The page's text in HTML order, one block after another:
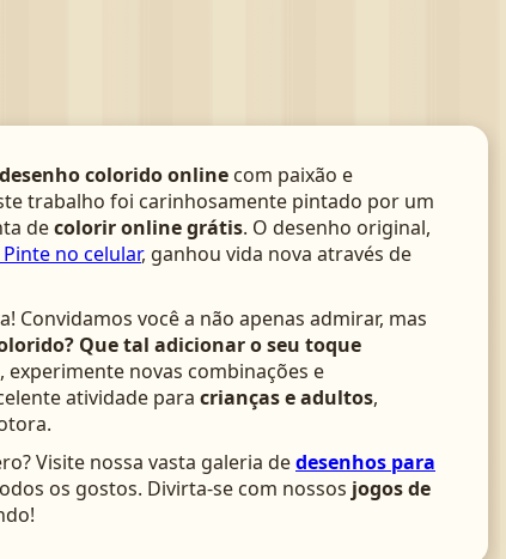
desenho colorido online com paixão e
trabalho foi carinhosamente pintado por um
decolorir online grátis. O desenho original,
no celular, ganhou vida nova através de
Convidamos você a não apenas admirar, mas
Que tal adicionar o seu toque
experimente novas combinações e
atividade para crianças e adultos,
Visite nossa vasta galeria dedesenhos para
os gostos. Divirta-se com nossos jogos de